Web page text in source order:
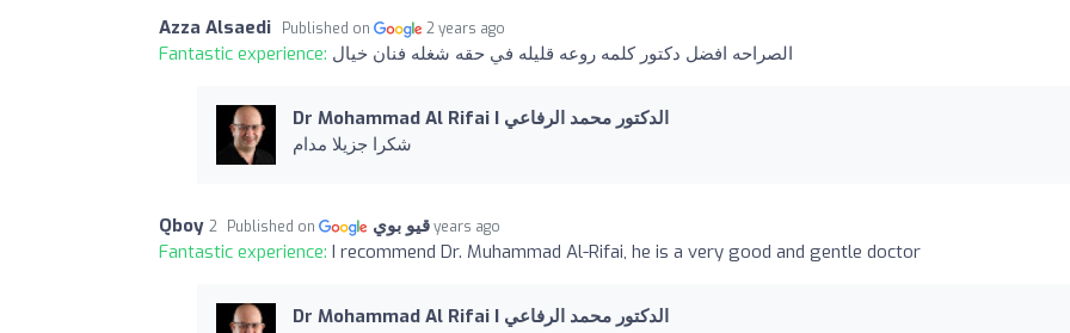
Azza Alsaedi Published on 2 years ago
Fantastic experience: الصراحه افضل دكتور كلمه روعه قليله في حقه شغله فنان خيال
Dr Mohammad Al Rifai I الدكتور محمد الرفاعي
شكرا جزيلا مدام
Qboy قيو بوي Published on 2 years ago
Fantastic experience: I recommend Dr. Muhammad Al-Rifai, he is a very good and gentle doctor
Dr Mohammad Al Rifai I الدكتور محمد الرفاعي